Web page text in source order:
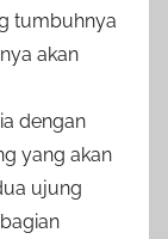
tumbuhnya
akan
dengan
yang akan
ujung